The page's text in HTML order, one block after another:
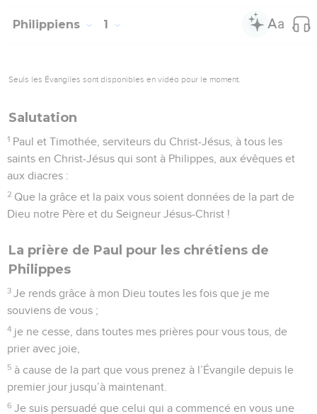
Philippiens 1
Seuls les Évangiles sont disponibles en vidéo pour le moment.
Salutation
1 Paul et Timothée, serviteurs du Christ-Jésus, à tous les
saints en Christ-Jésus qui sont à Philippes, aux évêques et
aux diacres :
2 Que la grâce et la paix vous soient données de la part de
Dieu notre Père et du Seigneur Jésus-Christ !
La prière de Paul pour les chrétiens de
Philippes
3 Je rends grâce à mon Dieu toutes les fois que je me
souviens de vous ;
4 je ne cesse, dans toutes mes prières pour vous tous, de
prier avec joie,
5 à cause de la part que vous prenez à l’Évangile depuis le
premier jour jusqu’à maintenant.
6 Je suis persuadé que celui qui a commencé en vous une